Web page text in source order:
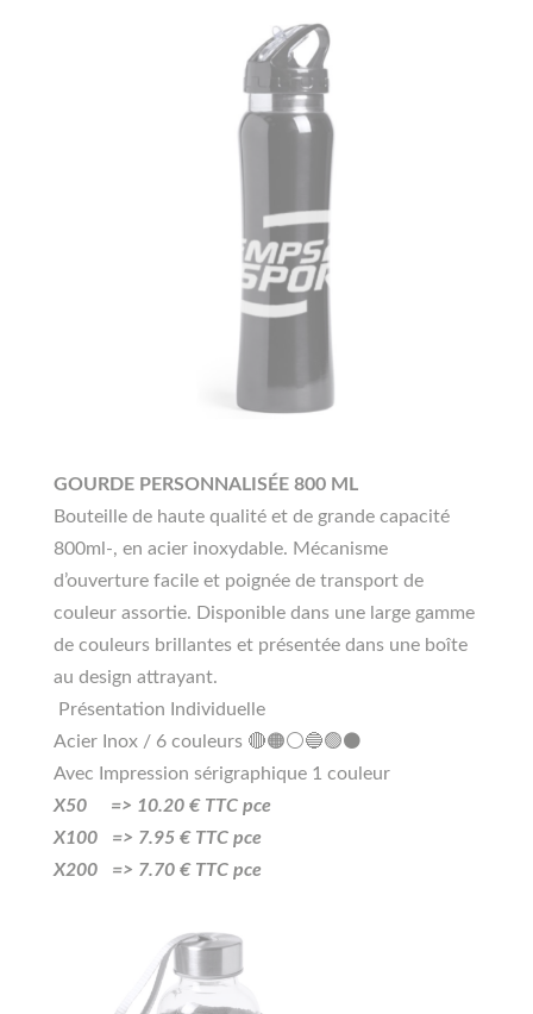
GOURDE PERSONNALISÉE 800 ML
Bouteille de haute qualité et de grande capacité
800ml-, en acier inoxydable. Mécanisme
d’ouverture facile et poignée de transport de
couleur assortie. Disponible dans une large gamme
de couleurs brillantes et présentée dans une boîte
au design attrayant.
Présentation Individuelle
Acier Inox / 6 couleurs 🔴🟠⚪🔵🟢⚫
Avec Impression sérigraphique 1 couleur
X50 => 10.20 € TTC pce
X100 => 7.95 € TTC pce
X200 => 7.70 € TTC pce